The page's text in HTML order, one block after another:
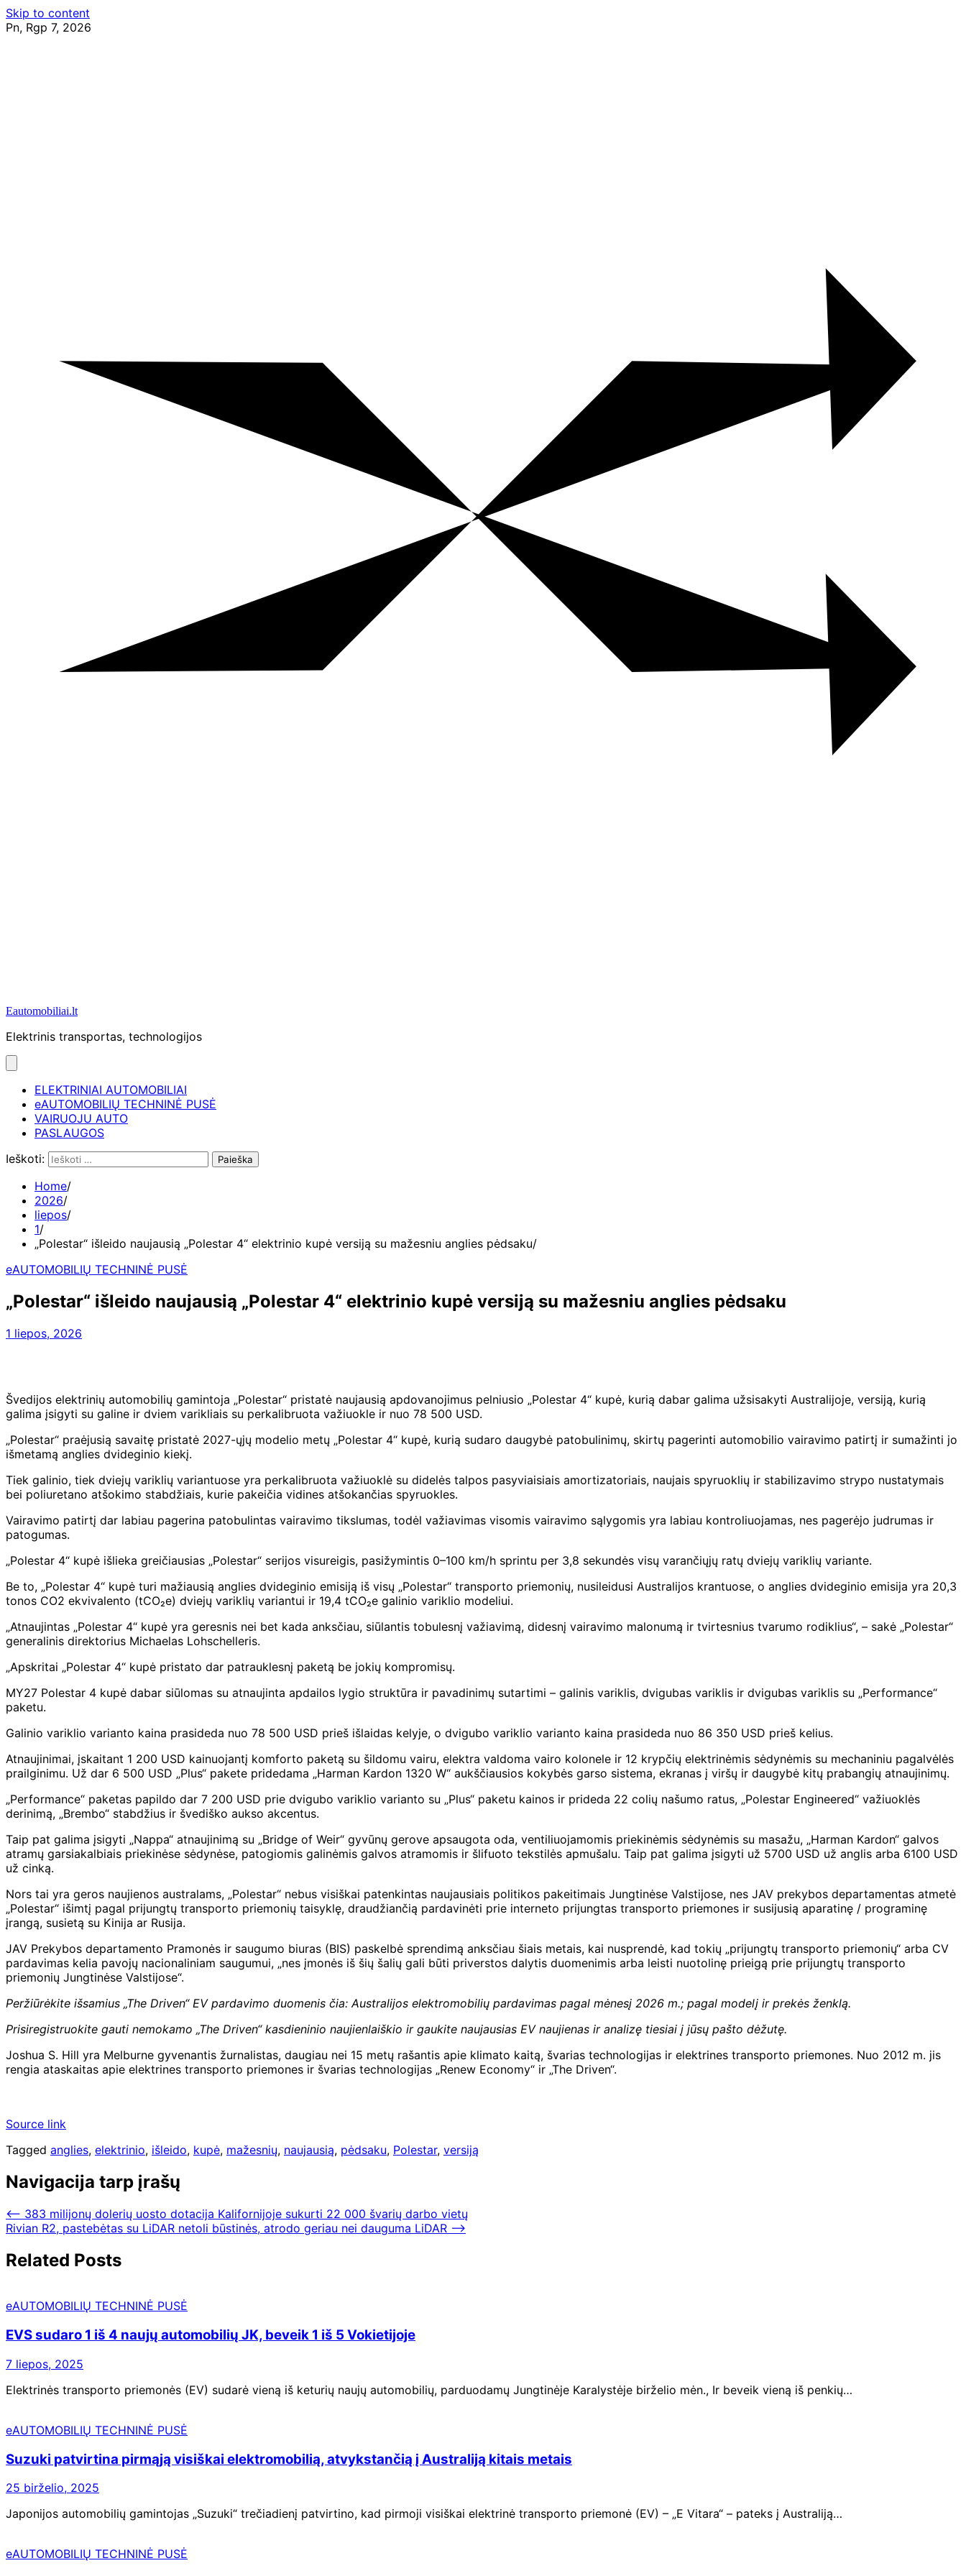
Skip to content
Pn, Rgp 7, 2026
Eautomobiliai.lt
Elektrinis transportas, technologijos
ELEKTRINIAI AUTOMOBILIAI
eAUTOMOBILIŲ TECHNINĖ PUSĖ
VAIRUOJU AUTO
PASLAUGOS
Ieškoti:
Home
2026
liepos
1
„Polestar“ išleido naujausią „Polestar 4“ elektrinio kupė versiją su mažesniu anglies pėdsaku
eAUTOMOBILIŲ TECHNINĖ PUSĖ
„Polestar“ išleido naujausią „Polestar 4“ elektrinio kupė versiją su mažesniu anglies pėdsaku
1 liepos, 2026
Švedijos elektrinių automobilių gamintoja „Polestar“ pristatė naujausią apdovanojimus pelniusio „Polestar 4“ kupė, kurią dabar galima užsisakyti Australijoje, versiją, kurią
galima įsigyti su galine ir dviem varikliais su perkalibruota važiuokle ir nuo 78 500 USD.
„Polestar“ praėjusią savaitę pristatė 2027-ųjų modelio metų „Polestar 4“ kupė, kurią sudaro daugybė patobulinimų, skirtų pagerinti automobilio vairavimo patirtį ir sumažinti jo
išmetamą anglies dvideginio kiekį.
Tiek galinio, tiek dviejų variklių variantuose yra perkalibruota važiuoklė su didelės talpos pasyviaisiais amortizatoriais, naujais spyruoklių ir stabilizavimo strypo nustatymais
bei poliuretano atšokimo stabdžiais, kurie pakeičia vidines atšokančias spyruokles.
Vairavimo patirtį dar labiau pagerina patobulintas vairavimo tikslumas, todėl važiavimas visomis vairavimo sąlygomis yra labiau kontroliuojamas, nes pagerėjo judrumas ir
patogumas.
„Polestar 4“ kupė išlieka greičiausias „Polestar“ serijos visureigis, pasižymintis 0–100 km/h sprintu per 3,8 sekundės visų varančiųjų ratų dviejų variklių variante.
Be to, „Polestar 4“ kupė turi mažiausią anglies dvideginio emisiją iš visų „Polestar“ transporto priemonių, nusileidusi Australijos krantuose, o anglies dvideginio emisija yra 20,3
tonos CO2 ekvivalento (tCO₂e) dviejų variklių variantui ir 19,4 tCO₂e galinio variklio modeliui.
„Atnaujintas „Polestar 4“ kupė yra geresnis nei bet kada anksčiau, siūlantis tobulesnį važiavimą, didesnį vairavimo malonumą ir tvirtesnius tvarumo rodiklius“, – sakė „Polestar“
generalinis direktorius Michaelas Lohschelleris.
„Apskritai „Polestar 4“ kupė pristato dar patrauklesnį paketą be jokių kompromisų.
MY27 Polestar 4 kupė dabar siūlomas su atnaujinta apdailos lygio struktūra ir pavadinimų sutartimi – galinis variklis, dvigubas variklis ir dvigubas variklis su „Performance“
paketu.
Galinio variklio varianto kaina prasideda nuo 78 500 USD prieš išlaidas kelyje, o dvigubo variklio varianto kaina prasideda nuo 86 350 USD prieš kelius.
Atnaujinimai, įskaitant 1 200 USD kainuojantį komforto paketą su šildomu vairu, elektra valdoma vairo kolonele ir 12 krypčių elektrinėmis sėdynėmis su mechaniniu pagalvėlės
prailginimu. Už dar 6 500 USD „Plus“ pakete pridedama „Harman Kardon 1320 W“ aukščiausios kokybės garso sistema, ekranas į viršų ir daugybė kitų prabangių atnaujinimų.
„Performance“ paketas papildo dar 7 200 USD prie dvigubo variklio varianto su „Plus“ paketu kainos ir prideda 22 colių našumo ratus, „Polestar Engineered“ važiuoklės
derinimą, „Brembo“ stabdžius ir švediško aukso akcentus.
Taip pat galima įsigyti „Nappa“ atnaujinimą su „Bridge of Weir“ gyvūnų gerove apsaugota oda, ventiliuojamomis priekinėmis sėdynėmis su masažu, „Harman Kardon“ galvos
atramų garsiakalbiais priekinėse sėdynėse, patogiomis galinėmis galvos atramomis ir šlifuoto tekstilės apmušalu. Taip pat galima įsigyti už 5700 USD už anglis arba 6100 USD
už cinką.
Nors tai yra geros naujienos australams, „Polestar“ nebus visiškai patenkintas naujausiais politikos pakeitimais Jungtinėse Valstijose, nes JAV prekybos departamentas atmetė
„Polestar“ išimtį pagal prijungtų transporto priemonių taisyklę, draudžiančią pardavinėti prie interneto prijungtas transporto priemones ir susijusią aparatinę / programinę
įrangą, susietą su Kinija ar Rusija.
JAV Prekybos departamento Pramonės ir saugumo biuras (BIS) paskelbė sprendimą anksčiau šiais metais, kai nusprendė, kad tokių „prijungtų transporto priemonių“ arba CV
pardavimas kelia pavojų nacionaliniam saugumui, „nes įmonės iš šių šalių gali būti priverstos dalytis duomenimis arba leisti nuotolinę prieigą prie prijungtų transporto
priemonių Jungtinėse Valstijose“.
Peržiūrėkite išsamius „The Driven“ EV pardavimo duomenis čia: Australijos elektromobilių pardavimas pagal mėnesį 2026 m.; pagal modelį ir prekės ženklą.
Prisiregistruokite gauti nemokamo „The Driven“ kasdieninio naujienlaiškio ir gaukite naujausias EV naujienas ir analizę tiesiai į jūsų pašto dėžutę.
Joshua S. Hill yra Melburne gyvenantis žurnalistas, daugiau nei 15 metų rašantis apie klimato kaitą, švarias technologijas ir elektrines transporto priemones. Nuo 2012 m. jis
rengia ataskaitas apie elektrines transporto priemones ir švarias technologijas „Renew Economy“ ir „The Driven“.
Source link
Tagged anglies, elektrinio, išleido, kupė, mažesnių, naujausią, pėdsaku, Polestar, versiją
Navigacija tarp įrašų
⟵ 383 milijonų dolerių uosto dotacija Kalifornijoje sukurti 22 000 švarių darbo vietų
Rivian R2, pastebėtas su LiDAR netoli būstinės, atrodo geriau nei dauguma LiDAR ⟶
Related Posts
eAUTOMOBILIŲ TECHNINĖ PUSĖ
EVS sudaro 1 iš 4 naujų automobilių JK, beveik 1 iš 5 Vokietijoje
7 liepos, 2025
Elektrinės transporto priemonės (EV) sudarė vieną iš keturių naujų automobilių, parduodamų Jungtinėje Karalystėje birželio mėn., Ir beveik vieną iš penkių…
eAUTOMOBILIŲ TECHNINĖ PUSĖ
Suzuki patvirtina pirmąją visiškai elektromobilią, atvykstančią į Australiją kitais metais
25 birželio, 2025
Japonijos automobilių gamintojas „Suzuki“ trečiadienį patvirtino, kad pirmoji visiškai elektrinė transporto priemonė (EV) – „E Vitara“ – pateks į Australiją…
eAUTOMOBILIŲ TECHNINĖ PUSĖ